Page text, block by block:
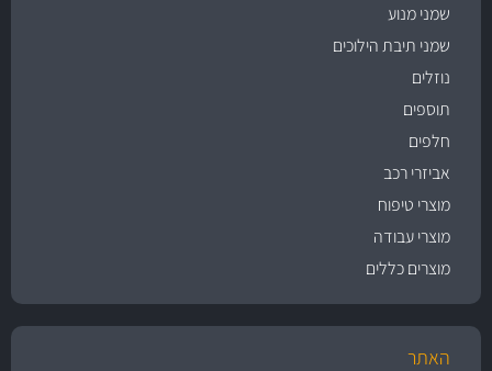
שמני מנוע
שמני תיבת הילוכים
נוזלים
תוספים
חלפים
אביזרי רכב
מוצרי טיפוח
מוצרי עבודה
מוצרים כללים
האתר